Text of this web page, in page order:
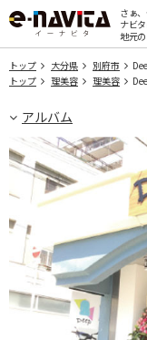
さぁ
ナビ
地元
トップ 大分県 別府市
トップ
理美容 理美容
アルバム